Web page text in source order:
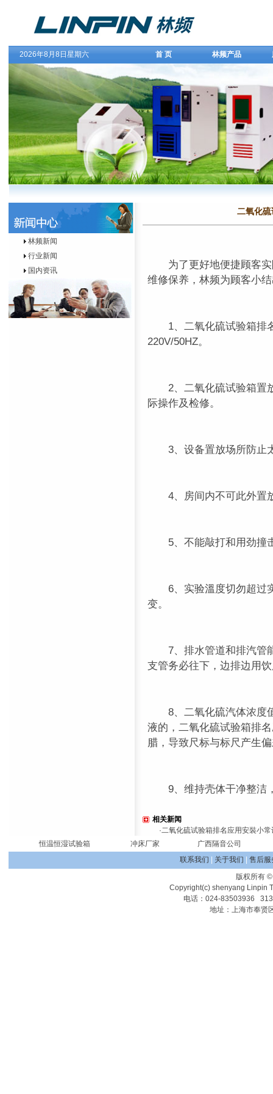
2026年8月8日星期六 首 页 林频产品
林频新闻
行业新闻
国内资讯
二氧化
为了更好地便捷顾客实
维修保养，林频为顾客小
1、二氧化硫试验箱排名
220V/50HZ。
2、二氧化硫试验箱置放
际操作及检修。
3、设备置放场所防止
4、房间内不可此外置
5、不能敲打和用劲撞
6、实验溫度切勿超过实
变。
7、排水管道和排汽管能
支管务必往下，边排边用
8、二氧化硫汽体浓度值
液的，二氧化硫试验箱排
腊，导致尺标与标尺产生
9、维持壳体干净整洁
相关新闻
·二氧化硫试验箱排名应用安裝小常
恒温恒湿试验箱
冲床厂家
广西隔音公司
联系我们
关于我们
售后服
版权所有
Copyright(c) shenyang Linpin
电话：024-83503936
地址：上海市奉贤